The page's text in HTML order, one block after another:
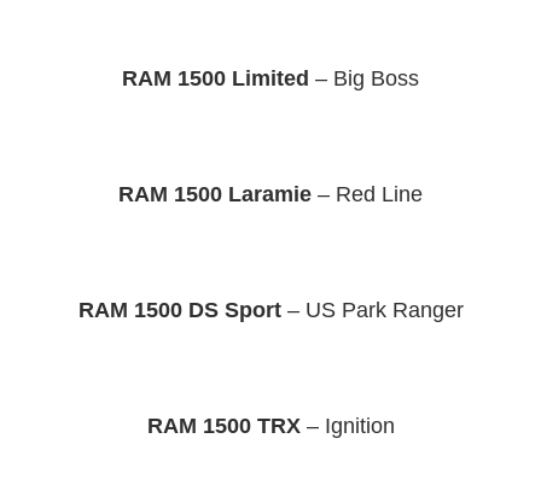
RAM 1500 Limited – Big Boss
RAM 1500 Laramie – Red Line
RAM 1500 DS Sport – US Park Ranger
RAM 1500 TRX – Ignition